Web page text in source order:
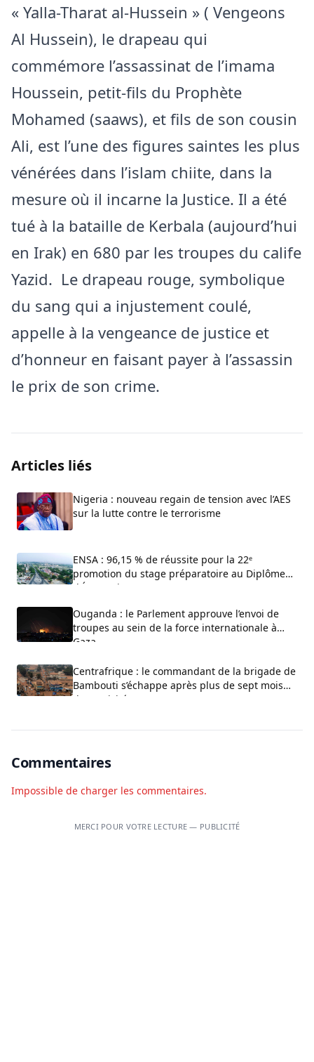
« Yalla-Tharat al-Hussein » ( Vengeons
Al Hussein), le drapeau qui
commémore l’assassinat de l’imama
Houssein, petit-fils du Prophète
Mohamed (saaws), et fils de son cousin
Ali, est l’une des figures saintes les plus
vénérées dans l’islam chiite, dans la
mesure où il incarne la Justice. Il a été
tué à la bataille de Kerbala (aujourd’hui
en Irak) en 680 par les troupes du calife
Yazid. Le drapeau rouge, symbolique
du sang qui a injustement coulé,
appelle à la vengeance de justice et
d’honneur en faisant payer à l’assassin
le prix de son crime.
Articles liés
Nigeria : nouveau regain de tension avec l’AES
sur la lutte contre le terrorisme
ENSA : 96,15 % de réussite pour la 22ᵉ
promotion du stage préparatoire au Diplôme
d’État-Major
Ouganda : le Parlement approuve l’envoi de
troupes au sein de la force internationale à
Gaza
Centrafrique : le commandant de la brigade de
Bambouti s’échappe après plus de sept mois
de captivité
Commentaires
Impossible de charger les commentaires.
MERCI POUR VOTRE LECTURE — PUBLICITÉ